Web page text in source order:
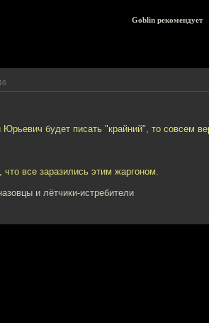
Goblin рекомендует
будет писать "крайний", то совсем
что все заразились этим жаргоном.
и лётчики-истребители